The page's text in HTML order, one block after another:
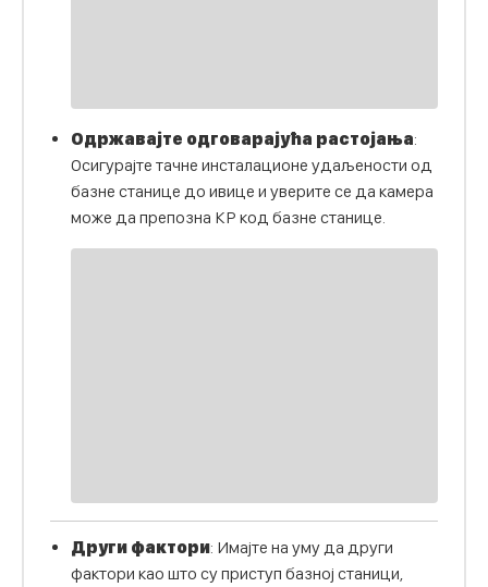
Одржавајте одговарајућа растојања:
Осигурајте тачне инсталационе удаљености од
базне станице до ивице и уверите се да камера
може да препозна КР код базне станице.
Други фактори: Имајте на уму да други
фактори као што су приступ базној станици,